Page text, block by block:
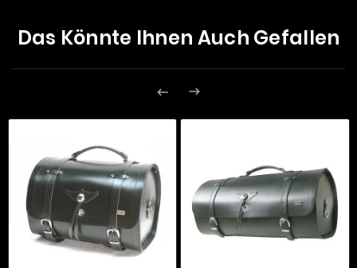
Das Könnte Ihnen Auch Gefallen
 